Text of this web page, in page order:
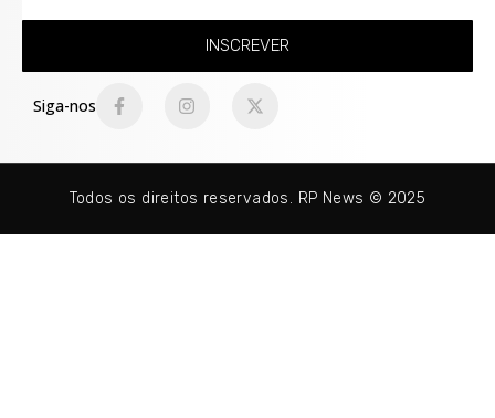
INSCREVER
Siga-nos
Todos os direitos reservados. RP News © 2025